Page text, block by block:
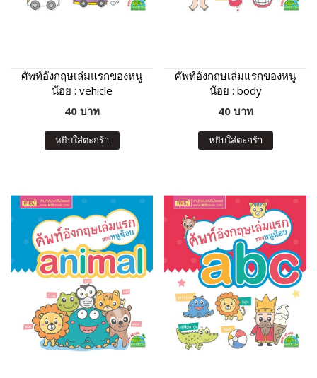
ศัพท์อังกฤษเล่มแรกของหนู
น้อย : vehicle
40 บาท
หยิบใส่ตะกร้า
ศัพท์อังกฤษเล่มแรกของหนู
น้อย : body
40 บาท
หยิบใส่ตะกร้า